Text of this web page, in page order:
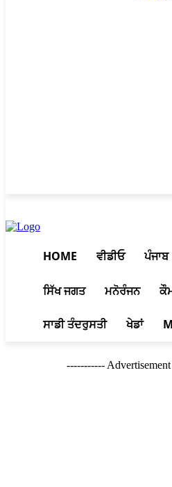
HOME ਵੀਡੀਓ ਪੰਜਾਬ
ਸਿੱਖ ਜਗਤ ਮਨੋਰੰਜਨ
ਸਾਡੀ ਤੰਦਰੁਸਤੀ ਖੇਡਾਂ
-----------